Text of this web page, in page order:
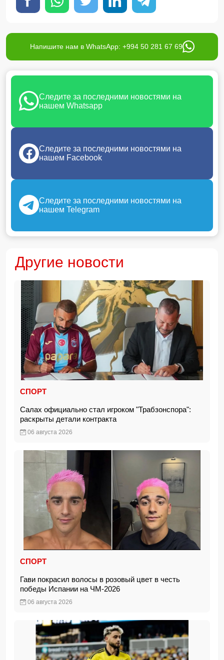
Напишите нам в WhatsApp: +994 50 281 67 69
Следите за последними новостями на
нашем Whatsapp
Следите за последними новостями на
нашем Facebook
Следите за последними новостями на
нашем Telegram
Другие новости
СПОРТ
Салах официально стал игроком "Трабзонспора":
раскрыты детали контракта
06 августа 2026
СПОРТ
Гави покрасил волосы в розовый цвет в честь
победы Испании на ЧМ-2026
06 августа 2026